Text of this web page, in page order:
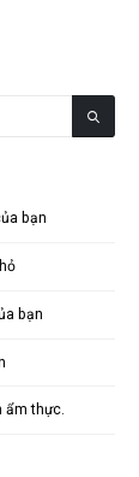
bạn
bạn
ẩm thực.